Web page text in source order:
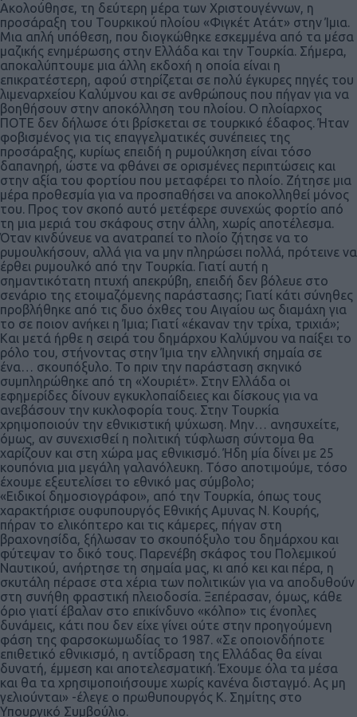
Ακολούθησε, τη δεύτερη μέρα των Χριστουγέννων, η
προσάραξη του Τουρκικού πλοίου «Φιγκέτ Ατάτ» στην Ίμια.
Μια απλή υπόθεση, που διογκώθηκε εσκεμμένα από τα μέσα
μαζικής ενημέρωσης στην Ελλάδα και την Τουρκία. Σήμερα,
αποκαλύπτουμε μια άλλη εκδοχή η οποία είναι η
επικρατέστερη, αφού στηρίζεται σε πολύ έγκυρες πηγές του
λιμεναρχείου Καλύμνου και σε ανθρώπους που πήγαν για να
βοηθήσουν στην αποκόλληση του πλοίου. Ο πλοίαρχος
ΠΟΤΕ δεν δήλωσε ότι βρίσκεται σε τουρκικό έδαφος. Ήταν
φοβισμένος για τις επαγγελματικές συνέπειες της
προσάραξης, κυρίως επειδή η ρυμούλκηση είναι τόσο
δαπανηρή, ώστε να φθάνει σε ορισμένες περιπτώσεις και
στην αξία του φορτίου που μεταφέρει το πλοίο. Ζήτησε μια
μέρα προθεσμία για να προσπαθήσει να αποκολληθεί μόνος
του. Προς τον σκοπό αυτό μετέφερε συνεχώς φορτίο από
τη μια μεριά του σκάφους στην άλλη, χωρίς αποτέλεσμα.
Όταν κινδύνευε να ανατραπεί το πλοίο ζήτησε να το
ρυμουλκήσουν, αλλά για να μην πληρώσει πολλά, πρότεινε να
έρθει ρυμουλκό από την Τουρκία. Γιατί αυτή η
σημαντικότατη πτυχή απεκρύβη, επειδή δεν βόλευε στο
σενάριο της ετοιμαζόμενης παράστασης; Γιατί κάτι σύνηθες
προβλήθηκε από τις δυο όχθες του Αιγαίου ως διαμάχη για
το σε ποιον ανήκει η Ίμια; Γιατί «έκαναν την τρίχα, τριχιά»;
Και μετά ήρθε η σειρά του δημάρχου Καλύμνου να παίξει το
ρόλο του, στήνοντας στην Ίμια την ελληνική σημαία σε
ένα… σκουπόξυλο. Το πριν την παράσταση σκηνικό
συμπληρώθηκε από τη «Χουριέτ». Στην Ελλάδα οι
εφημερίδες δίνουν εγκυκλοπαίδειες και δίσκους για να
ανεβάσουν την κυκλοφορία τους. Στην Τουρκία
χρηιμοποιούν την εθνικιστική ψύχωση. Μην… ανησυχείτε,
όμως, αν συνεχισθεί η πολιτική τύφλωση σύντομα θα
χαρίζουν και στη χώρα μας εθνικισμό. Ήδη μία δίνει με 25
κουπόνια μια μεγάλη γαλανόλευκη. Τόσο αποτιμούμε, τόσο
έχουμε εξευτελίσει το εθνικό μας σύμβολο;
«Ειδικοί δημοσιογράφοι», από την Τουρκία, όπως τους
χαρακτήρισε ουφυπουργός Εθνικής Αμυνας Ν. Κουρής,
πήραν το ελικόπτερο και τις κάμερες, πήγαν στη
βραχονησίδα, ξήλωσαν το σκουπόξυλο του δημάρχου και
φύτεψαν το δικό τους. Παρενέβη σκάφος του Πολεμικού
Ναυτικού, ανήρτησε τη σημαία μας, κι από κει και πέρα, η
σκυτάλη πέρασε στα χέρια των πολιτικών για να αποδυθούν
στη συνήθη φραστική πλειοδοσία. Ξεπέρασαν, όμως, κάθε
όριο γιατί έβαλαν στο επικίνδυνο «κόλπο» τις ένοπλες
δυνάμεις, κάτι που δεν είχε γίνει ούτε στην προηγούμενη
φάση της φαρσοκωμωδίας το 1987. «Σε οποιονδήποτε
επιθετικό εθνικισμό, η αντίδραση της Ελλάδας θα είναι
δυνατή, έμμεση και αποτελεσματική. Έχουμε όλα τα μέσα
και θα τα χρησιμοποιήσουμε χωρίς κανένα δισταγμό. Ας μη
γελιούνται» -έλεγε ο πρωθυπουργός Κ. Σημίτης στο
Υπουργικό Συμβούλιο.